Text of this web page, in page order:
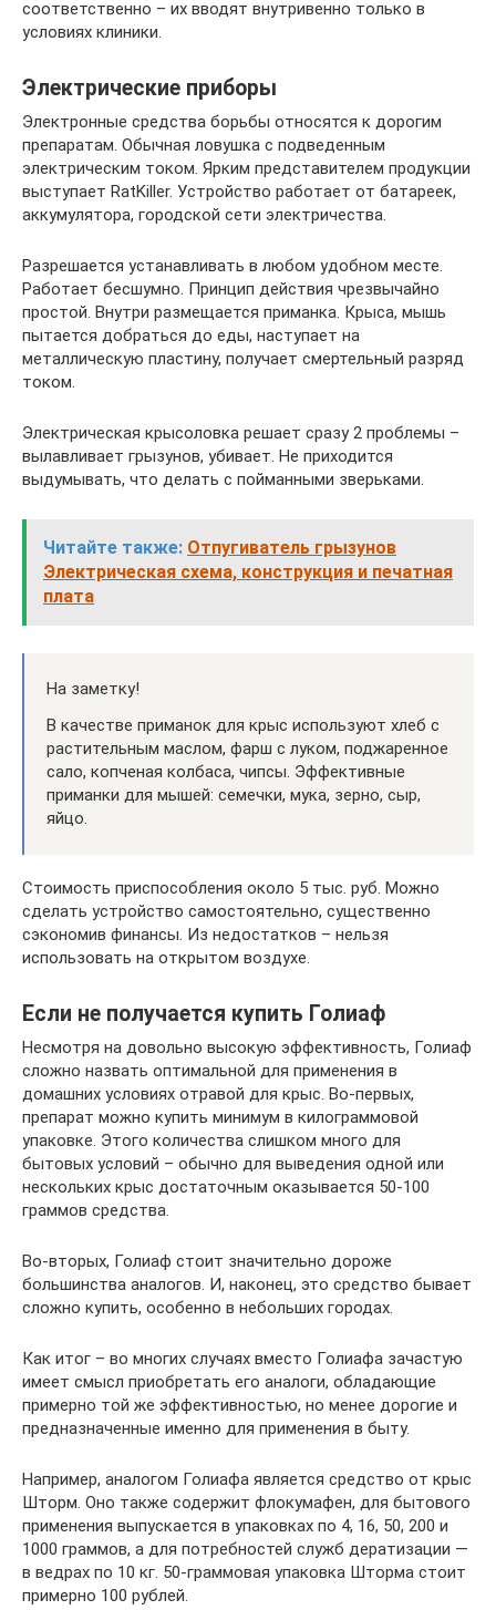
соответственно – их вводят внутривенно только в
условиях клиники.
Электрические приборы
Электронные средства борьбы относятся к дорогим
препаратам. Обычная ловушка с подведенным
электрическим током. Ярким представителем продукции
выступает RatKiller. Устройство работает от батареек,
аккумулятора, городской сети электричества.
Разрешается устанавливать в любом удобном месте.
Работает бесшумно. Принцип действия чрезвычайно
простой. Внутри размещается приманка. Крыса, мышь
пытается добраться до еды, наступает на
металлическую пластину, получает смертельный разряд
током.
Электрическая крысоловка решает сразу 2 проблемы –
вылавливает грызунов, убивает. Не приходится
выдумывать, что делать с пойманными зверьками.
Читайте также: Отпугиватель грызунов
Электрическая схема, конструкция и печатная
плата
На заметку!
В качестве приманок для крыс используют хлеб с
растительным маслом, фарш с луком, поджаренное
сало, копченая колбаса, чипсы. Эффективные
приманки для мышей: семечки, мука, зерно, сыр,
яйцо.
Стоимость приспособления около 5 тыс. руб. Можно
сделать устройство самостоятельно, существенно
сэкономив финансы. Из недостатков – нельзя
использовать на открытом воздухе.
Если не получается купить Голиаф
Несмотря на довольно высокую эффективность, Голиаф
сложно назвать оптимальной для применения в
домашних условиях отравой для крыс. Во-первых,
препарат можно купить минимум в килограммовой
упаковке. Этого количества слишком много для
бытовых условий – обычно для выведения одной или
нескольких крыс достаточным оказывается 50-100
граммов средства.
Во-вторых, Голиаф стоит значительно дороже
большинства аналогов. И, наконец, это средство бывает
сложно купить, особенно в небольших городах.
Как итог – во многих случаях вместо Голиафа зачастую
имеет смысл приобретать его аналоги, обладающие
примерно той же эффективностью, но менее дорогие и
предназначенные именно для применения в быту.
Например, аналогом Голиафа является средство от крыс
Шторм. Оно также содержит флокумафен, для бытового
применения выпускается в упаковках по 4, 16, 50, 200 и
1000 граммов, а для потребностей служб дератизации —
в ведрах по 10 кг. 50-граммовая упаковка Шторма стоит
примерно 100 рублей.